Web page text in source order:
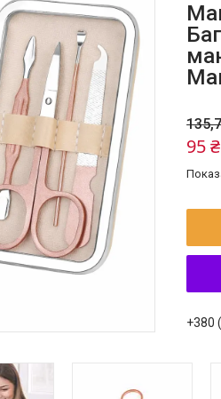
95 ₴
+380